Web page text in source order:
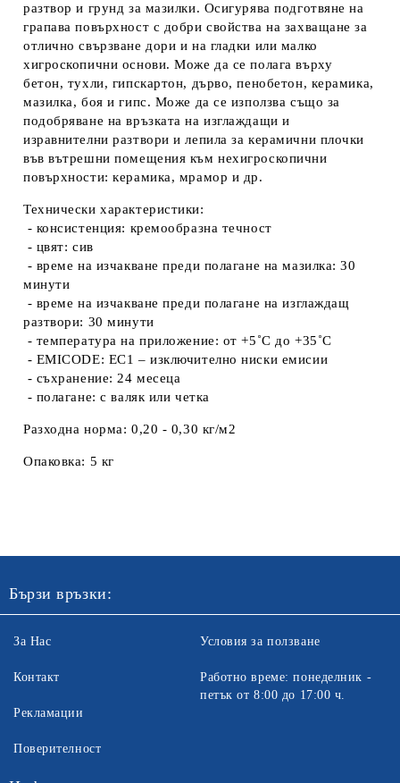
разтвор и грунд за мазилки. Осигурява подготвяне на
грапава повърхност с добри свойства на захващане за
отлично свързване дори и на гладки или малко
хигроскопични основи. Може да се полага върху
бетон, тухли, гипскартон, дърво, пенобетон, керамика,
мазилка, боя и гипс. Може да се използва също за
подобряване на връзката на изглаждащи и
изравнителни разтвори и лепила за керамични плочки
във вътрешни помещения към нехигроскопични
повърхности: керамика, мрамор и др.
Технически характеристики:
- консистенция: кремообразна течност
- цвят: сив
- време на изчакване преди полагане на мазилка: 30
минути
- време на изчакване преди полагане на изглаждащ
разтвори: 30 минути
- температура на приложение: от +5˚С до +35˚С
- EMICODE: EC1 – изключително ниски емисии
- съхранение: 24 месеца
- полагане: с валяк или четка
Разходна норма: 0,20 - 0,30 кг/м2
Опаковка: 5 кг
Бързи връзки:
За Нас
Контакт
Рекламации
Поверителност
Условия за ползване
Работно време: понеделник -
петък от 8:00 до 17:00 ч.